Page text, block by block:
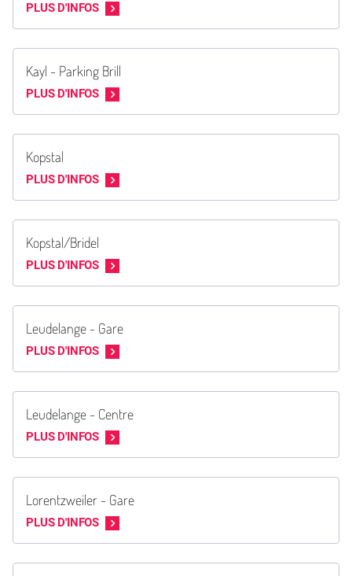
PLUS D'INFOS
Kayl - Parking Brill
PLUS D'INFOS
Kopstal
PLUS D'INFOS
Kopstal/Bridel
PLUS D'INFOS
Leudelange - Gare
PLUS D'INFOS
Leudelange - Centre
PLUS D'INFOS
Lorentzweiler - Gare
PLUS D'INFOS